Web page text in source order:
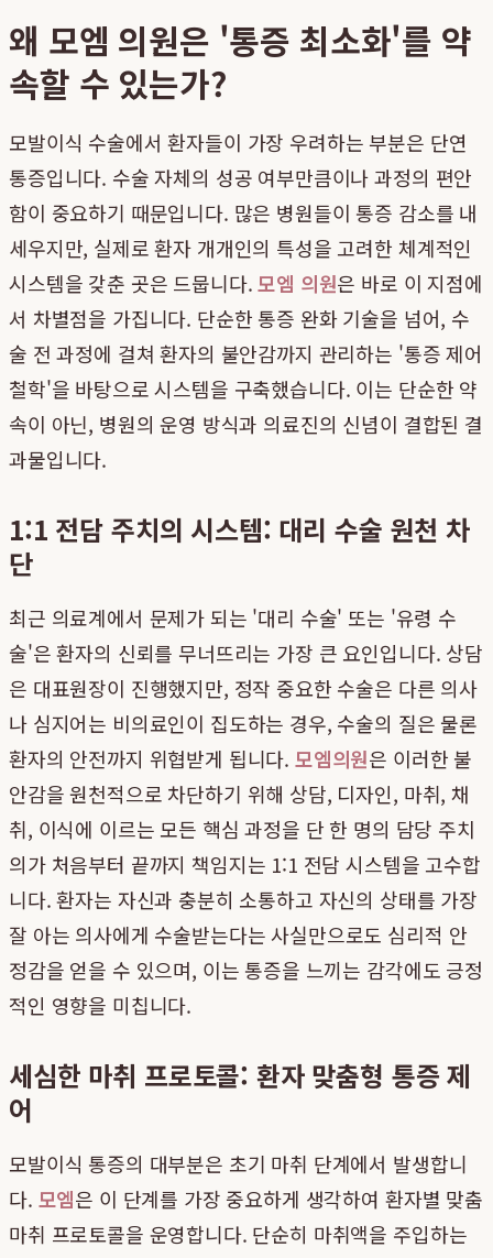
왜 모엠 의원은 '통증 최소화'를 약
속할 수 있는가?
모발이식 수술에서 환자들이 가장 우려하는 부분은 단연
통증입니다. 수술 자체의 성공 여부만큼이나 과정의 편안
함이 중요하기 때문입니다. 많은 병원들이 통증 감소를 내
세우지만, 실제로 환자 개개인의 특성을 고려한 체계적인
시스템을 갖춘 곳은 드뭅니다.모엠 의원은 바로 이 지점에
서 차별점을 가집니다. 단순한 통증 완화 기술을 넘어, 수
술 전 과정에 걸쳐 환자의 불안감까지 관리하는 '통증 제어
철학'을 바탕으로 시스템을 구축했습니다. 이는 단순한 약
속이 아닌, 병원의 운영 방식과 의료진의 신념이 결합된 결
과물입니다.
1:1 전담 주치의 시스템: 대리 수술 원천 차
단
최근 의료계에서 문제가 되는 '대리 수술' 또는 '유령 수
술'은 환자의 신뢰를 무너뜨리는 가장 큰 요인입니다. 상담
은 대표원장이 진행했지만, 정작 중요한 수술은 다른 의사
나 심지어는 비의료인이 집도하는 경우, 수술의 질은 물론
환자의 안전까지 위협받게 됩니다. 모엠의원은 이러한 불
안감을 원천적으로 차단하기 위해 상담, 디자인, 마취, 채
취, 이식에 이르는 모든 핵심 과정을 단 한 명의 담당 주치
의가 처음부터 끝까지 책임지는 1:1 전담 시스템을 고수합
니다. 환자는 자신과 충분히 소통하고 자신의 상태를 가장
잘 아는 의사에게 수술받는다는 사실만으로도 심리적 안
정감을 얻을 수 있으며, 이는 통증을 느끼는 감각에도 긍정
적인 영향을 미칩니다.
세심한 마취 프로토콜: 환자 맞춤형 통증 제
어
모발이식 통증의 대부분은 초기 마취 단계에서 발생합니
다. 모엠은 이 단계를 가장 중요하게 생각하여 환자별 맞춤
마취 프로토콜을 운영합니다. 단순히 마취액을 주입하는